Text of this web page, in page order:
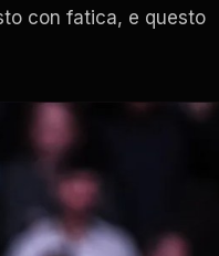
con fatica, e questo